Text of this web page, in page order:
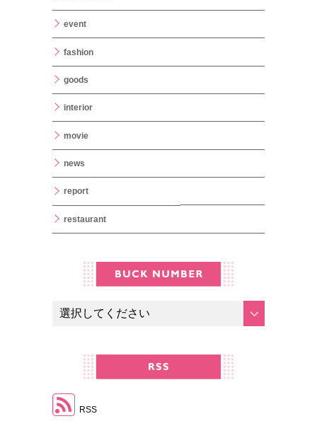
event
fashion
goods
interior
movie
news
report
restaurant
RSS